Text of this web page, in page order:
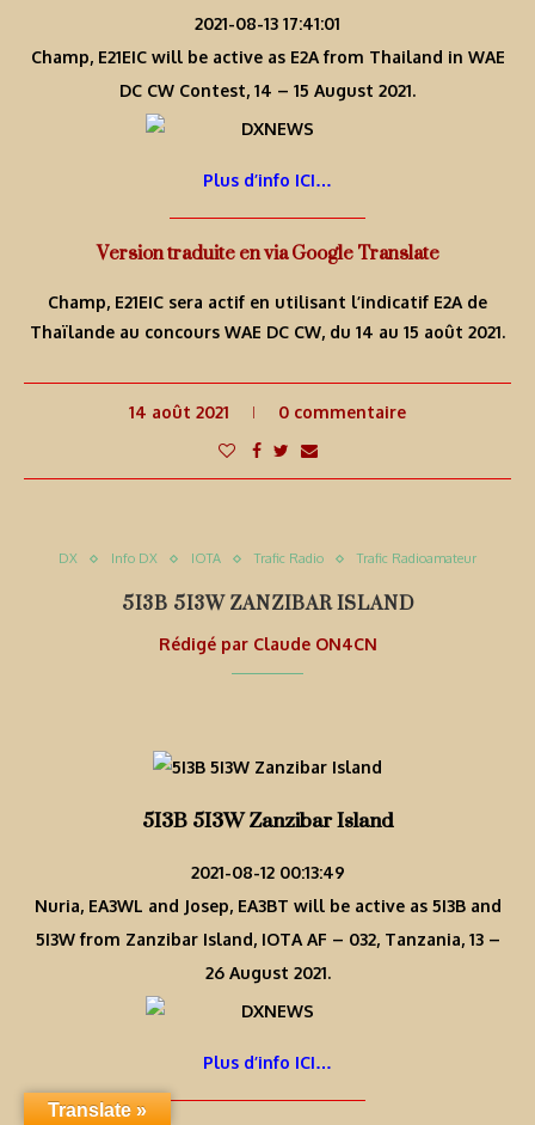
2021-08-13 17:41:01
Champ, E21EIC will be active as E2A from Thailand in WAE
DC CW Contest, 14 – 15 August 2021.
Plus d’info ICI…
Version traduite en via Google Translate
Champ, E21EIC sera actif en utilisant l’indicatif E2A de
Thaïlande au concours WAE DC CW, du 14 au 15 août 2021.
14 août 2021 0 commentaire
DX Info DX IOTA Trafic Radio Trafic Radioamateur
5I3B 5I3W ZANZIBAR ISLAND
Rédigé par Claude ON4CN
5I3B 5I3W Zanzibar Island
2021-08-12 00:13:49
Nuria, EA3WL and Josep, EA3BT will be active as 5I3B and
5I3W from Zanzibar Island, IOTA AF – 032, Tanzania, 13 –
26 August 2021.
Plus d’info ICI…
Translate »